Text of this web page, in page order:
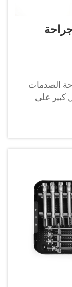
الصدمات
كبير على
والنجاح
الصحية،